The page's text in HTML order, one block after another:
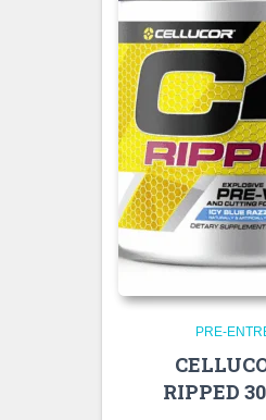
PRE-
RIPPED